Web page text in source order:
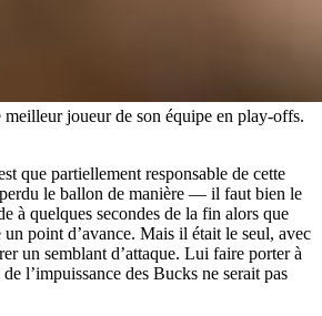
joueur de son équipe en play-offs.
que partiellement responsable de cette
le ballon de manière — il faut bien le
à quelques secondes de la fin alors que
point d’avance. Mais il était le seul, avec
un semblant d’attaque. Lui faire porter à
l’impuissance des Bucks ne serait pas